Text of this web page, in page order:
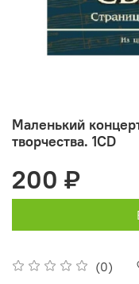
Маленький
творчества. 1CD
(0)
200 ₽